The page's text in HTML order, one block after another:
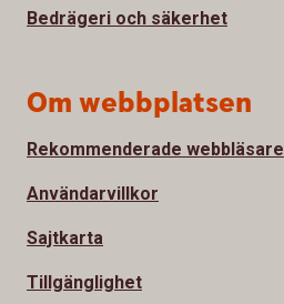
Bedrägeri och säkerhet
Om webbplatsen
Rekommenderade webbläsare
Användarvillkor
Sajtkarta
Tillgänglighet